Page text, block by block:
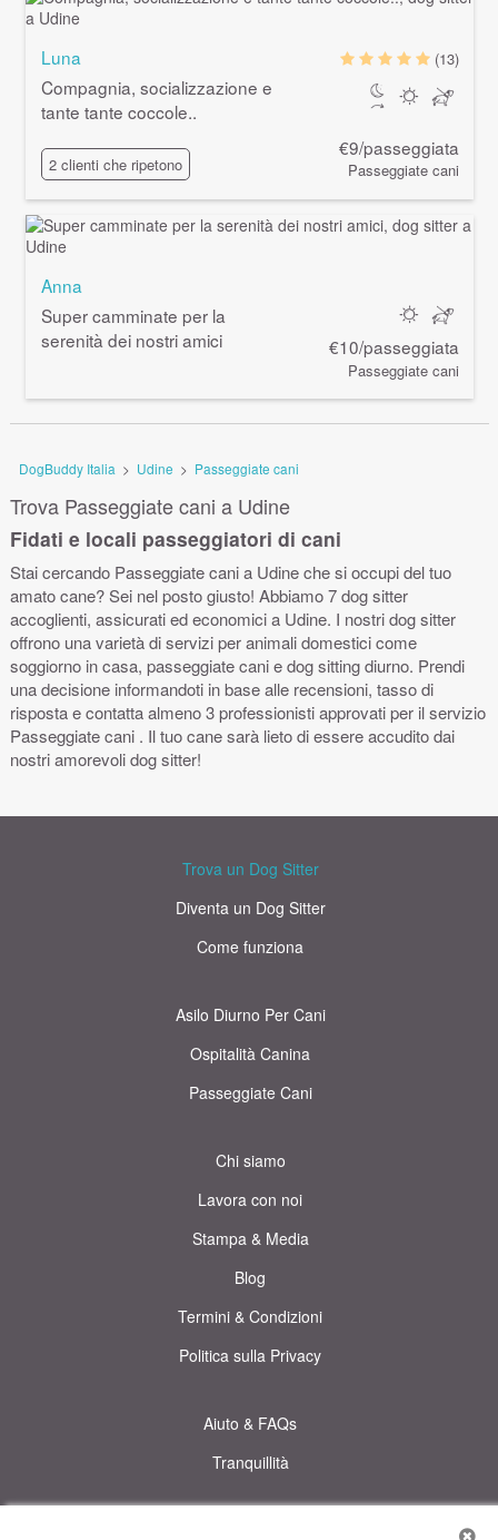
Luna
Compagnia, socializzazione e
tante tante coccole..
2 clienti che ripetono
(13)
€9/passeggiata
Passeggiate cani
Anna
Super camminate per la
serenità dei nostri amici
€10/passeggiata
Passeggiate cani
DogBuddy Italia > Udine > Passeggiate cani
Trova Passeggiate cani a Udine
Fidati e locali passeggiatori di cani
Stai cercando Passeggiate cani a Udine che si occupi del tuo
amato cane? Sei nel posto giusto! Abbiamo 7 dog sitter
accoglienti, assicurati ed economici a Udine. I nostri dog sitter
offrono una varietà di servizi per animali domestici come
soggiorno in casa, passeggiate cani e dog sitting diurno. Prendi
una decisione informandoti in base alle recensioni, tasso di
risposta e contatta almeno 3 professionisti approvati per il servizio
Passeggiate cani . Il tuo cane sarà lieto di essere accudito dai
nostri amorevoli dog sitter!
Trova un Dog Sitter
Diventa un Dog Sitter
Come funziona
Asilo Diurno Per Cani
Ospitalità Canina
Passeggiate Cani
Chi siamo
Lavora con noi
Stampa & Media
Blog
Termini & Condizioni
Politica sulla Privacy
Aiuto & FAQs
Tranquillità